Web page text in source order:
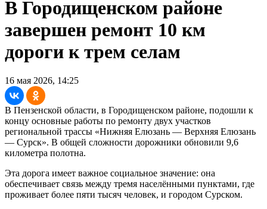
В Городищенском районе
завершен ремонт 10 км
дороги к трем селам
16 мая 2026, 14:25
В Пензенской области, в Городищенском районе, подошли к
концу основные работы по ремонту двух участков
региональной трассы «Нижняя Елюзань — Верхняя Елюзань
— Сурск». В общей сложности дорожники обновили 9,6
километра полотна.
Эта дорога имеет важное социальное значение: она
обеспечивает связь между тремя населёнными пунктами, где
проживает более пяти тысяч человек, и городом Сурском.